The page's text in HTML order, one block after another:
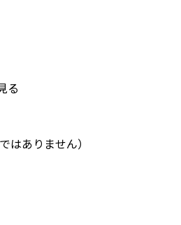
る
ありません）